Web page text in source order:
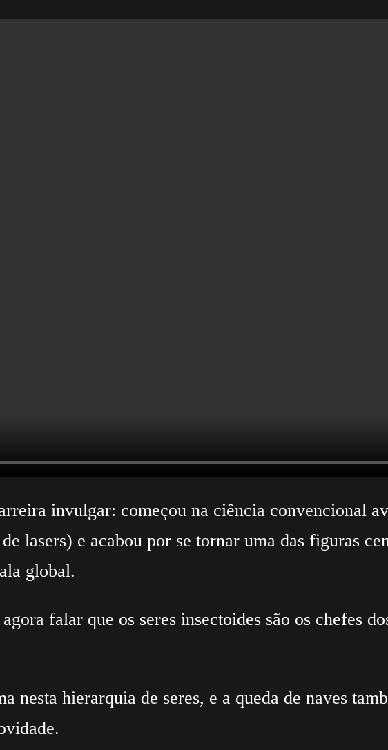
invulgar: começou na ciência convencional
lasers) e acabou por se tornar uma das figuras
global.
falar que os seres insectoides são os chefes
nesta hierarquia de seres, e a queda de naves